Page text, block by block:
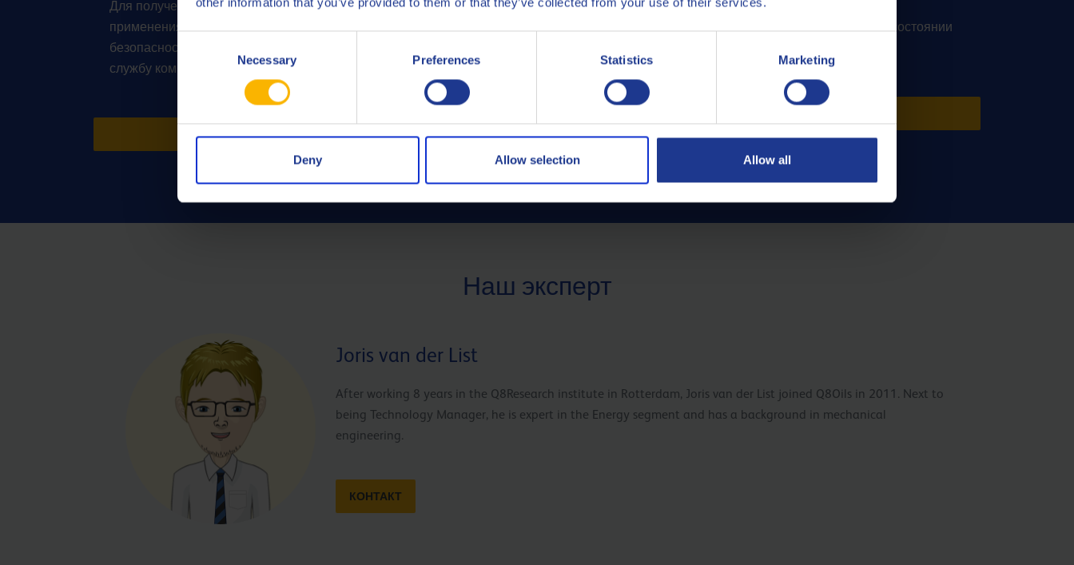
Necessary Preferences Statistics Marketing
Deny Allow selection Allow all
Для получения квалифицированной консультации по вопросам
применения продукции, спецификаций, требований к
безопасности и другим вопросам обратитесь в техническую
службу компании Q8Oils – Palub.
ЧИТАТЬ ДАЛЕЕ
Наша система повседневного анализа Q8Oils (QRAS)
предоставляет вам подробный и достоверный отчет о состоянии
Наш эксперт
Joris van der List
After working 8 years in the Q8Research institute in Rotterdam, Joris van der List joined Q8Oils in 2011. Next to
being Technology Manager, he is expert in the Energy segment and has a background in mechanical
engineering.
КОНТАКТ